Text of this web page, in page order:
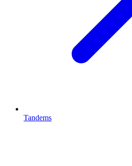
Tandems